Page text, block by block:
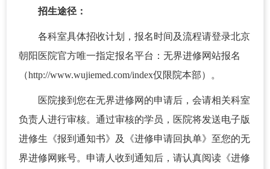
招生途径：
各科室具体招收计划，报名时间及流程请登录北京
朝阳医院官方唯一指定报名平台：无界进修网站报名
（http://www.wujiemed.com/index仅限院本部）。
医院接到您在无界进修网的申请后，会请相关科室
负责人进行审核。通过审核的学员，医院将发送电子版
进修生《报到通知书》及《进修申请回执单》至您的无
界进修网账号。申请人收到通知后，请认真阅读《进修